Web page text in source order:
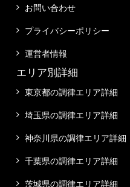
お問い合わせ
プライバシーポリシー
運営者情報
エリア別詳細
東京都の調律エリア詳細
埼玉県の調律エリア詳細
神奈川県の調律エリア詳細
千葉県の調律エリア詳細
茨城県の調律エリア詳細